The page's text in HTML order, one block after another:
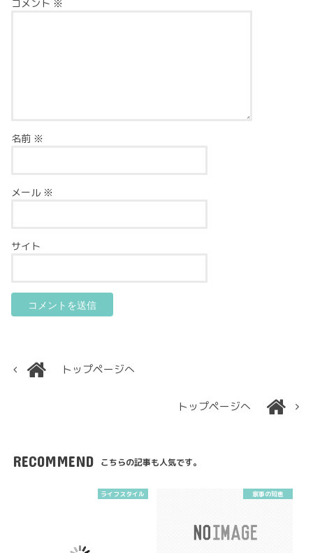
コメント ※
名前 ※
メール ※
サイト
トップページへ
トップページへ
RECOMMEND こちらの記事も人気です。
ライフスタイル 家事の知恵